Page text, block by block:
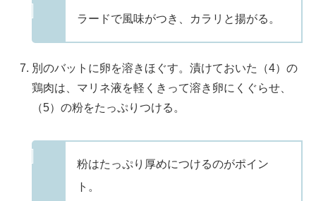
ラードで風味がつき、カラリと揚がる。
別のバットに卵を溶きほぐす。漬けておいた（4）の
鶏肉は、マリネ液を軽くきって溶き卵にくぐらせ、
（5）の粉をたっぷりつける。
粉はたっぷり厚めにつけるのがポイン
ト。